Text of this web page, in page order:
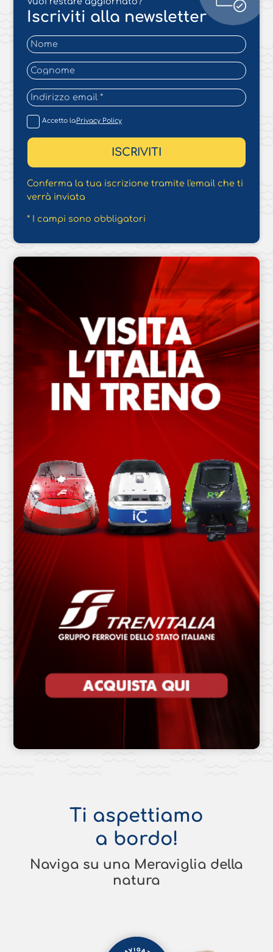
Iscriviti alla newsletter
Accetto laPrivacy Policy
Conferma la tua iscrizione tramite l'email che ti
verrà inviata
* I campi sono obbligatori
Ti aspettiamo
a bordo!
Naviga su una Meraviglia della
natura